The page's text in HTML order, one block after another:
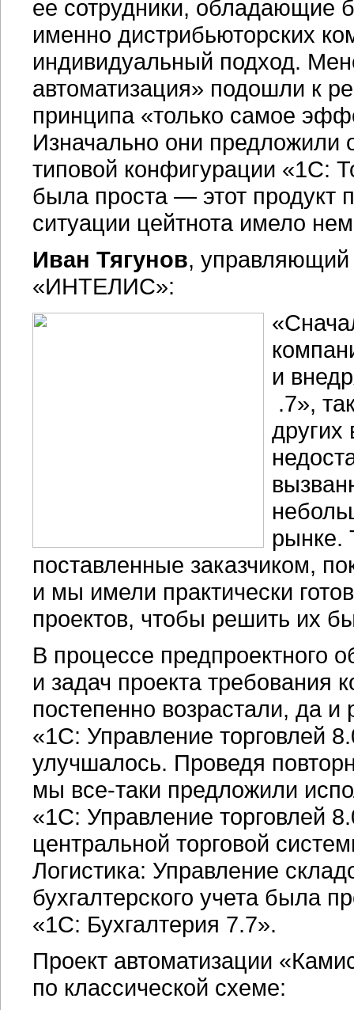
ее сотрудники, обладающие
именно дистрибьюторских
индивидуальный подход.
автоматизация» подошли к
принципа «только самое
Изначально они предложили
типовой конфигурации «1С:
была проста — этот продукт
ситуации цейтнота имело
Иван Тягунов, управляющий
«ИНТЕЛИС»:
и
.7»,
других
рынке.
поставленные заказчиком,
и мы имели практически
проектов, чтобы решить их
В процессе предпроектного
и задач проекта
постепенно возрастали, да и
«1С: Управление торговлей
улучшалось. Проведя
мы все-таки предложили
«1С: Управление торговлей
центральной торговой
Логистика: Управление
бухгалтерского учета была
«1С: Бухгалтерия 7.7».
Проект автоматизации
по классической схеме: